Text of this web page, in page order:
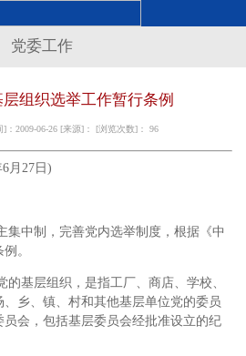
党委工作
组织选举工作暂行条例
：2009-06-26 [来源]： [浏览次数]： 96
月27日)
集中制，完善党内选举制度，根据《中
。
的基层组织，是指工厂、商店、学校、
乡、镇、村和其他基层单位党的委员
会，包括基层委员会经批准设立的纪